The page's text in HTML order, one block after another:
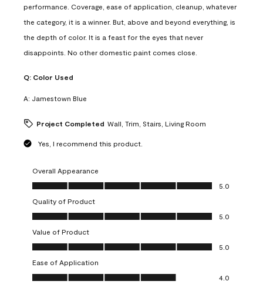
performance. Coverage, ease of application, cleanup, whatever
the category, it is a winner. But, above and beyond everything, is
the depth of color. It is a feast for the eyes that never
disappoints. No other domestic paint comes close.
Q: Color Used
A: Jamestown Blue
Project Completed Wall, Trim, Stairs, Living Room
Yes, I recommend this product.
Overall Appearance
Overall Appearance, 5.0 out of 5
5.0
Quality of Product
Quality of Product, 5.0 out of 5
5.0
Value of Product
Value of Product, 5.0 out of 5
5.0
Ease of Application
Ease of Application, 4.0 out of 5
4.0